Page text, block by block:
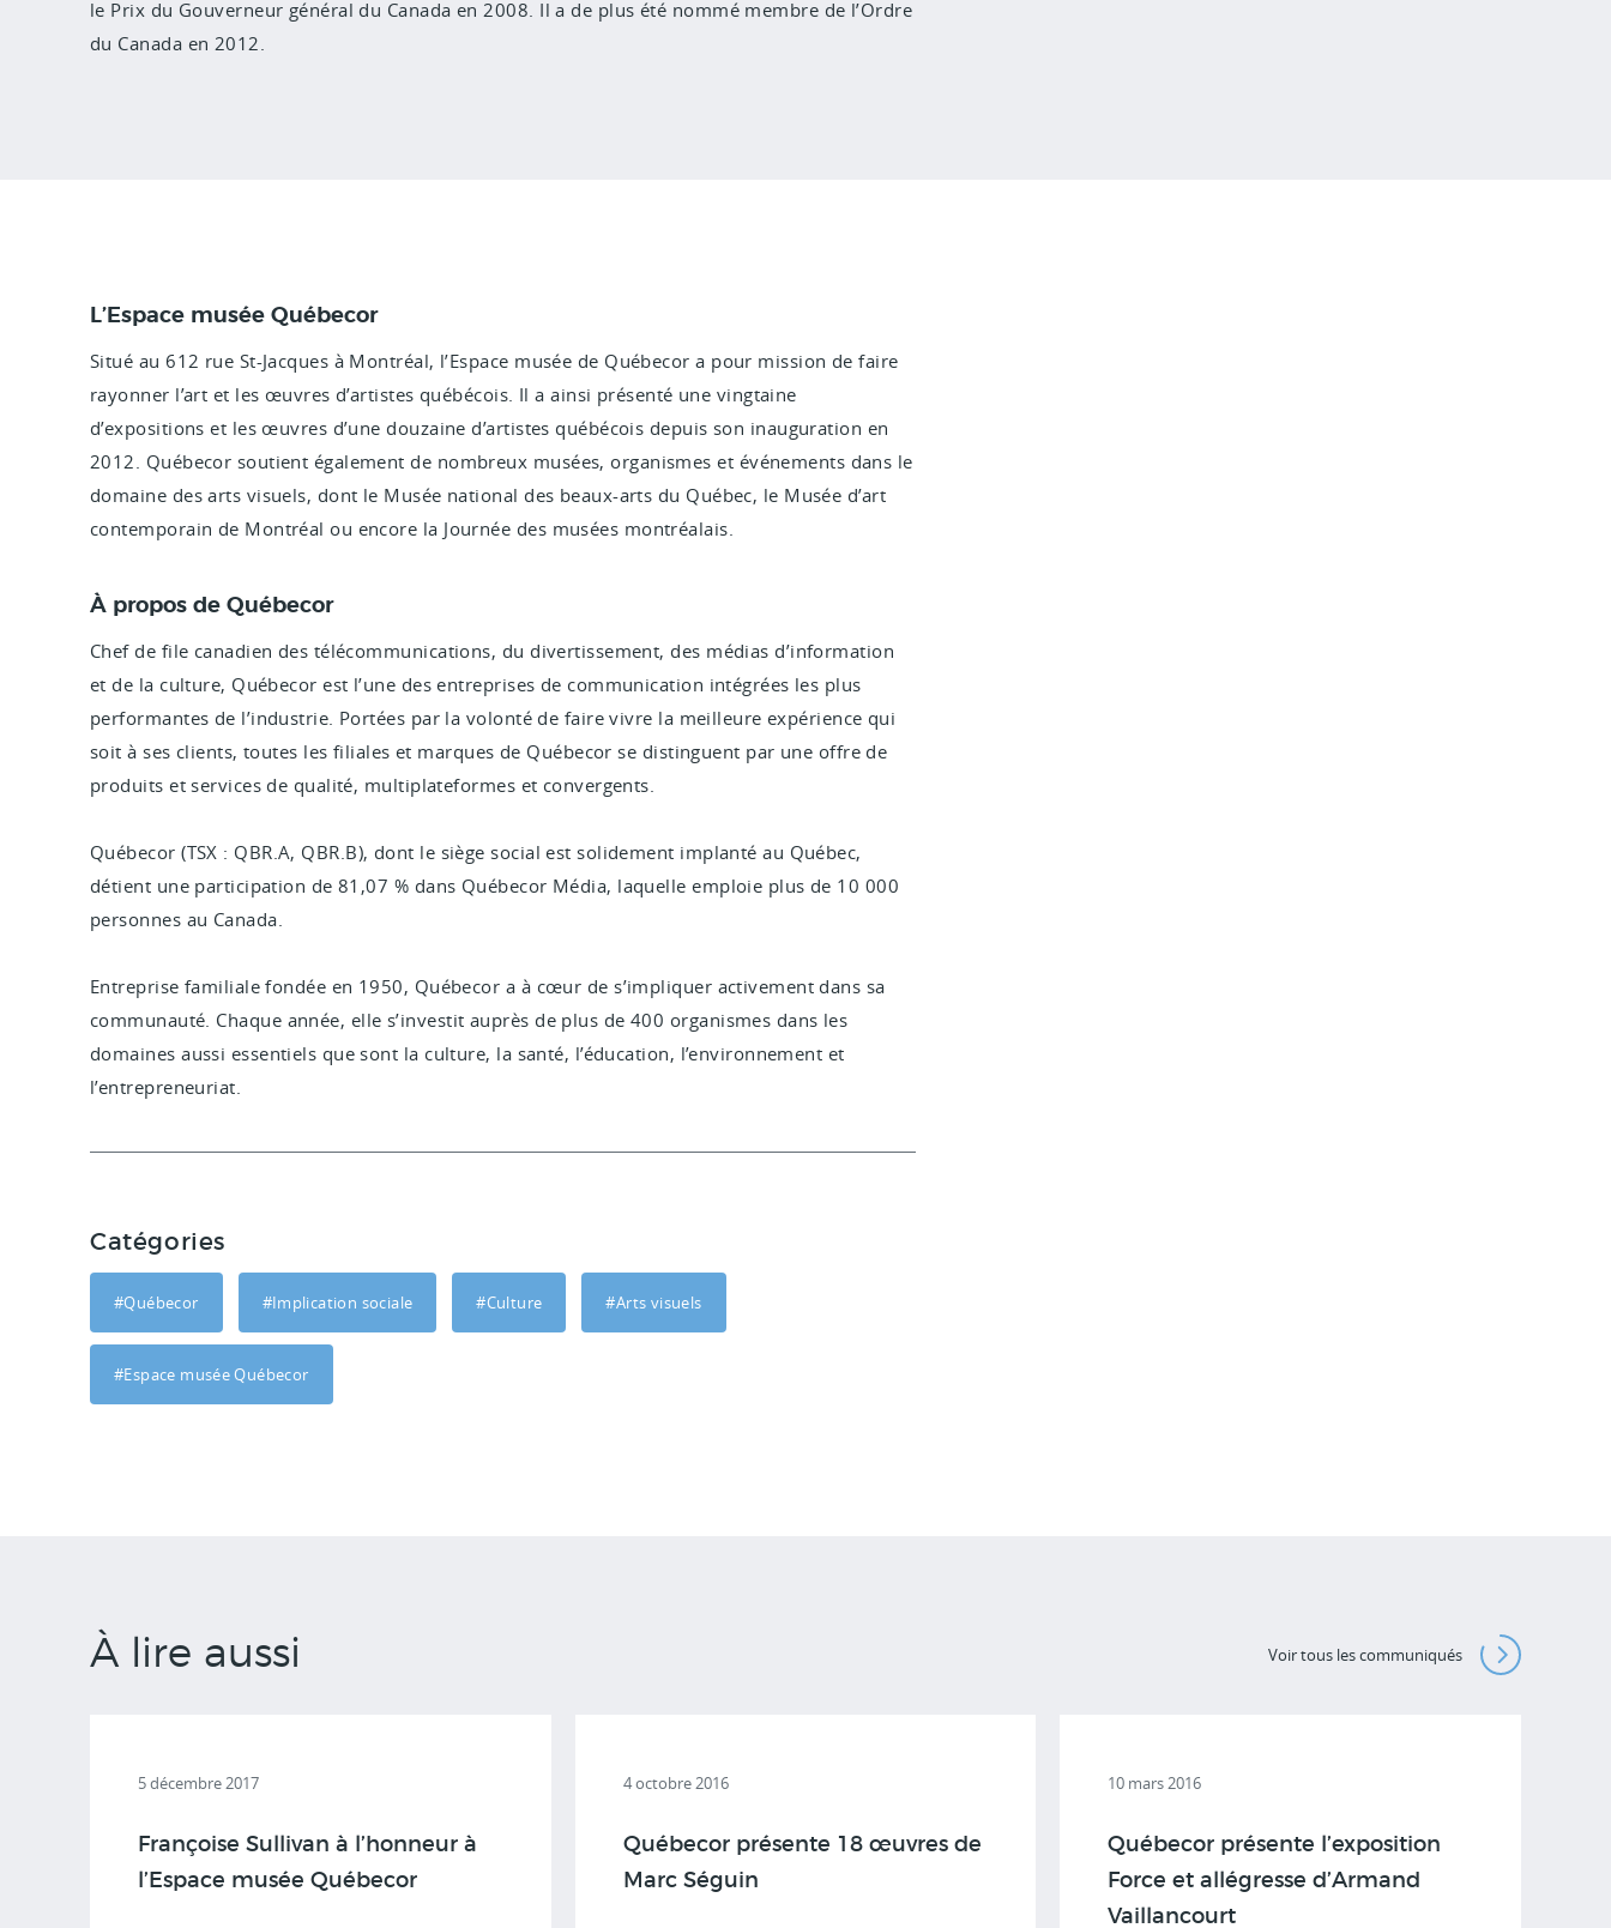
le Prix du Gouverneur général du Canada en 2008. Il a de plus été nommé membre de l’Ordre
du Canada en 2012.
L’Espace musée Québecor
Situé au 612 rue St-Jacques à Montréal, l’Espace musée de Québecor a pour mission de faire
rayonner l’art et les œuvres d’artistes québécois. Il a ainsi présenté une vingtaine
d’expositions et les œuvres d’une douzaine d’artistes québécois depuis son inauguration en
2012. Québecor soutient également de nombreux musées, organismes et événements dans le
domaine des arts visuels, dont le Musée national des beaux-arts du Québec, le Musée d’art
contemporain de Montréal ou encore la Journée des musées montréalais.
À propos de Québecor
Chef de file canadien des télécommunications, du divertissement, des médias d’information
et de la culture, Québecor est l’une des entreprises de communication intégrées les plus
performantes de l’industrie. Portées par la volonté de faire vivre la meilleure expérience qui
soit à ses clients, toutes les filiales et marques de Québecor se distinguent par une offre de
produits et services de qualité, multiplateformes et convergents.
Québecor (TSX : QBR.A, QBR.B), dont le siège social est solidement implanté au Québec,
détient une participation de 81,07 % dans Québecor Média, laquelle emploie plus de 10 000
personnes au Canada.
Entreprise familiale fondée en 1950, Québecor a à cœur de s’impliquer activement dans sa
communauté. Chaque année, elle s’investit auprès de plus de 400 organismes dans les
domaines aussi essentiels que sont la culture, la santé, l’éducation, l’environnement et
l’entrepreneuriat.
Catégories
#Québecor #Implication sociale #Culture #Arts visuels
#Espace musée Québecor
À lire aussi Voir tous les communiqués
5 décembre 2017
Françoise Sullivan à l’honneur à
l’Espace musée Québecor
4 octobre 2016
Québecor présente 18 œuvres de
Marc Séguin
10 mars 2016
Québecor présente l’exposition
Force et allégresse d’Armand
Vaillancourt